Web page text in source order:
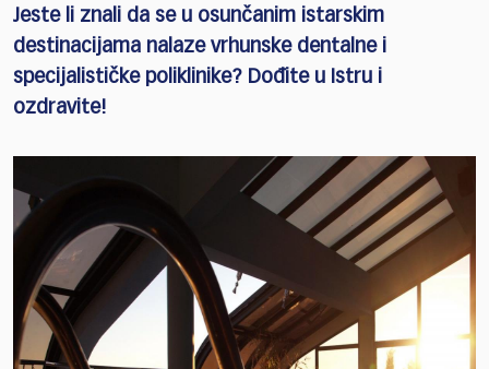
Jeste li znali da se u osunčanim istarskim
destinacijama nalaze vrhunske dentalne i
specijalističke poliklinike? Dođite u Istru i
ozdravite!